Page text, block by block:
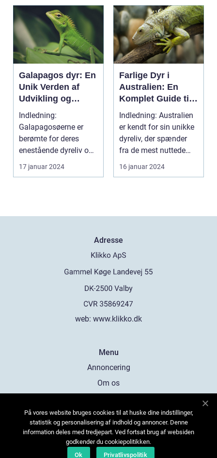
Galapagos dyr: En
Unik Verden af
Udvikling og
Mangfoldighed
Indledning:
Galapagosøerne er
berømte for deres
enestående dyreliv og
biologiske
mangfoldighed. Beli...
17 januar 2024
Farlige Dyr i
Australien: En
Komplet Guide til
Unikke og Farlige
Skabninger Down
Under
Indledning: Australien
er kendt for sin unikke
dyreliv, der spænder
fra de mest nuttede
kænguruer og...
16 januar 2024
Adresse
web: www.klikko.dk
Menu
Annoncering
Om os
Kontakt os
Sitemap
På vores website bruges cookies til at huske dine indstillinger,
statistik og personalisering af indhold og annoncer. Denne
information deles med tredjepart. Ved fortsat brug af websiden
godkender du cookiepolitikken.
Ok
Privatlivspolitik